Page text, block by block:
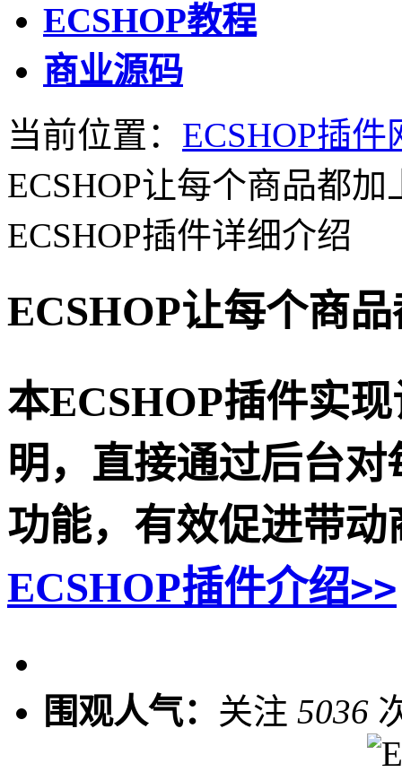
ECSHOP教程
商业源码
当前位置： ECSHOP插件
ECSHOP让每个商品都
ECSHOP插件详细介绍
ECSHOP让每个商
本ECSHOP插件实
明，直接通过后台
功能，有效促进带
ECSHOP插件介绍>>
围观人气： 关注 5036